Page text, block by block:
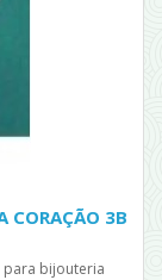
CORAÇÃO 3B
para bijouteria